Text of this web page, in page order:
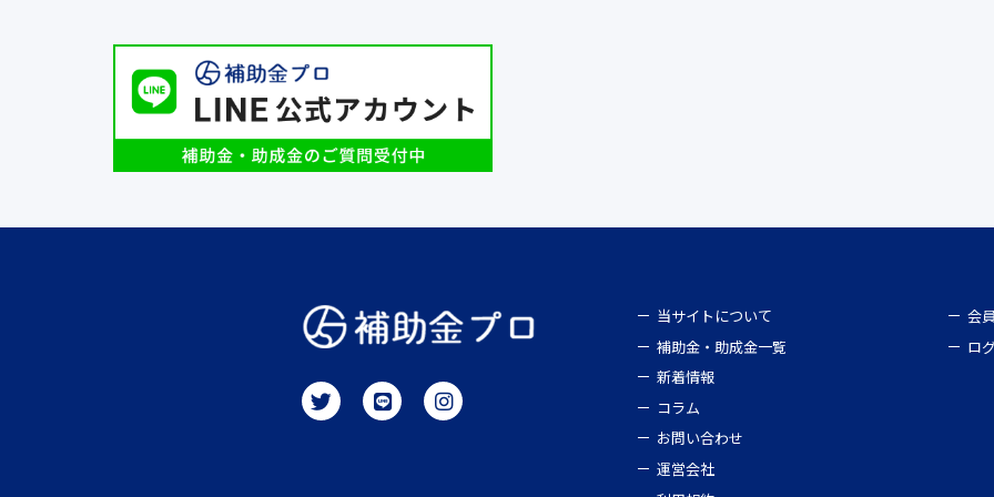
当サイトについて
補助金・助成金一覧
新着情報
コラム
お問い合わせ
運営会社
会
ロ